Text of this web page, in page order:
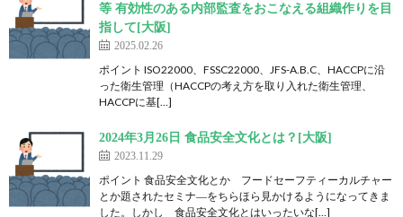
等 有効性のある内部監査をおこなえる組織作りを目
指して[大阪]
2025.02.26
ポイント ISO22000、FSSC22000、JFS-A.B.C、HACCPに沿
った衛生管理（HACCPの考え方を取り入れた衛生管理、
HACCPに基[…]
2024年3月26日 食品安全文化とは？[大阪]
2023.11.29
ポイント 食品安全文化とか フードセーフティーカルチャー
とか題されたセミナ―をちらほら見かけるようになってきま
した。しかし 食品安全文化とはいったいな[…]